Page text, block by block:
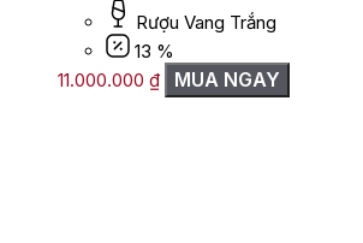
Rượu Vang Trắng
13 %
11.000.000 ₫ MUA NGAY